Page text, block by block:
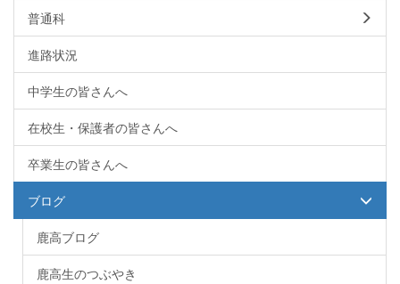
普通科
進路状況
中学生の皆さんへ
在校生・保護者の皆さんへ
卒業生の皆さんへ
ブログ
鹿高ブログ
鹿高生のつぶやき